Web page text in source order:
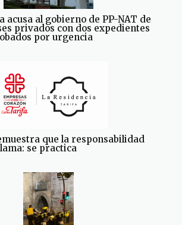
acusa al gobierno de PP-NAT de
privados con dos expedientes
por urgencia
que la responsabilidad
se practica